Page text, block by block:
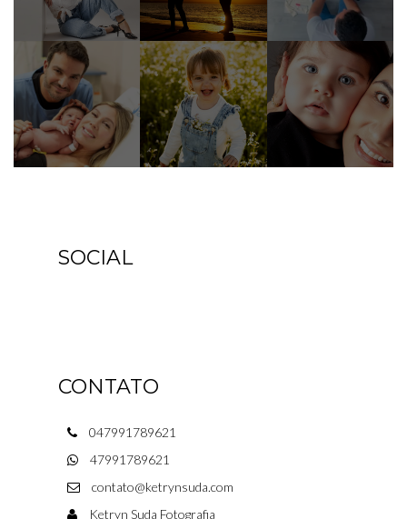
SOCIAL
CONTATO
047991789621
47991789621
contato@ketrynsuda.com
Ketryn Suda Fotografia